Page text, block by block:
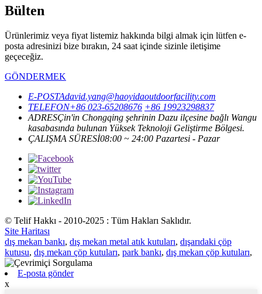
Bülten
Ürünlerimiz veya fiyat listemiz hakkında bilgi almak için lütfen e-
posta adresinizi bize bırakın, 24 saat içinde sizinle iletişime
geçeceğiz.
GÖNDERMEK
E-POSTAdavid.yang@haoyidaoutdoorfacility.com
TELEFON+86 023-65208676 +86 19923298837
ADRESÇin'in Chongqing şehrinin Dazu ilçesine bağlı Wangu
kasabasında bulunan Yüksek Teknoloji Geliştirme Bölgesi.
ÇALIŞMA SÜRESİ08:00 ~ 24:00 Pazartesi - Pazar
© Telif Hakkı - 2010-2025 : Tüm Hakları Saklıdır.
Site Haritası
dış mekan bankı, dış mekan metal atık kutuları, dışarıdaki çöp
kutusu, dış mekan çöp kutuları, park bankı, dış mekan çöp kutuları,
E-posta gönder
x